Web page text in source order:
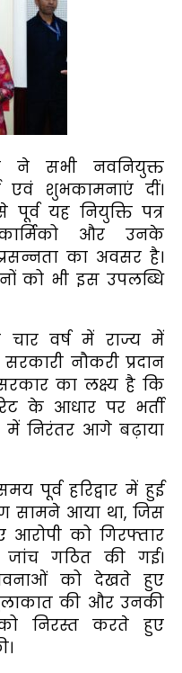
ने सभी नवनियुक्त
एवं शुभकामनाएं दीं।
यह नियुक्ति पत्र
कार्मिको और उनके
का अवसर है।
को भी इस उपलब्धि
वर्ष में राज्य में
नौकरी प्रदान
का लक्ष्य है कि
के आधार पर भर्ती
में निरंतर आगे बढ़ाया
पूर्व हरिद्वार में हुई
सामने आया था, जिस
आरोपी को गिरफ्तार
गठित की गई।
को देखते हुए
की और उनकी
निरस्त करते हुए